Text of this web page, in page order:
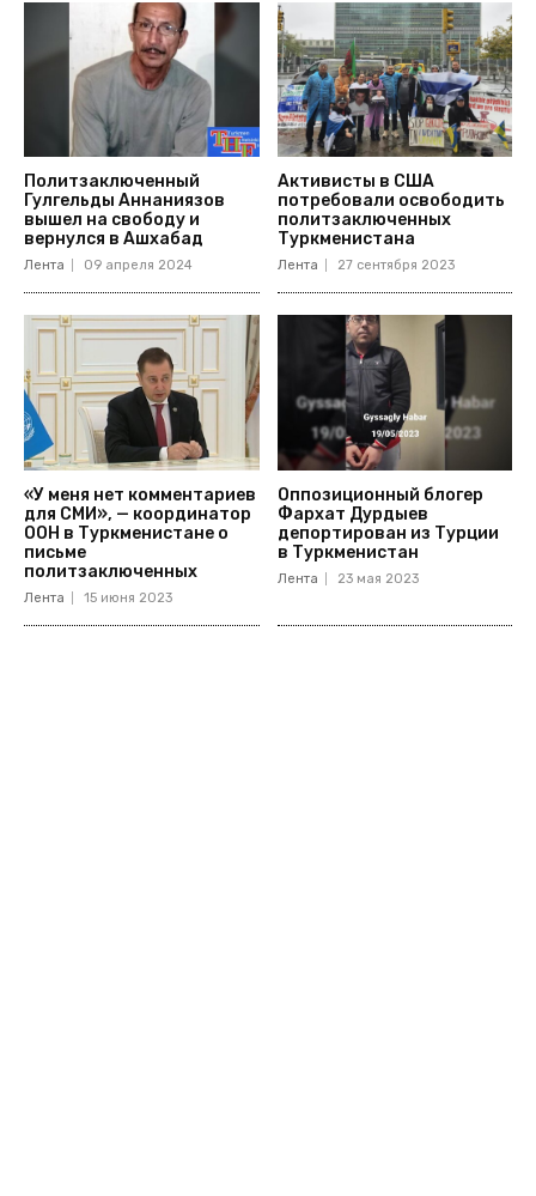
Политзаключенный
Гулгельды Аннаниязов
вышел на свободу и
вернулся в Ашхабад
Лента 09 апреля 2024
Активисты в США
потребовали освободить
политзаключенных
Туркменистана
Лента 27 сентября 2023
«У меня нет комментариев
для СМИ», — координатор
ООН в Туркменистане о
письме
политзаключенных
Лента 15 июня 2023
Оппозиционный блогер
Фархат Дурдыев
депортирован из Турции
в Туркменистан
Лента 23 мая 2023